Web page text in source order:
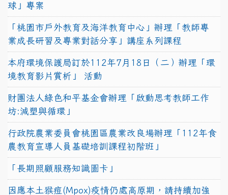
球」專案
「桃園市戶外教育及海洋教育中心」辦理「教師專
業成長研習及專業對話分享」講座系列課程
本府環境保護局訂於112年7月18日（二）辦理「環
境教育影片賞析」 活動
財團法人綠色和平基金會辦理「啟動思考教師工作
坊:減塑與循環」
行政院農業委員會桃園區農業改良場辦理「112年食
農教育宣導人員基礎培訓課程初階班」
「長期照顧服務知識圖卡」
因應本土猴痘(Mpox)疫情仍處高原期，請持續加強